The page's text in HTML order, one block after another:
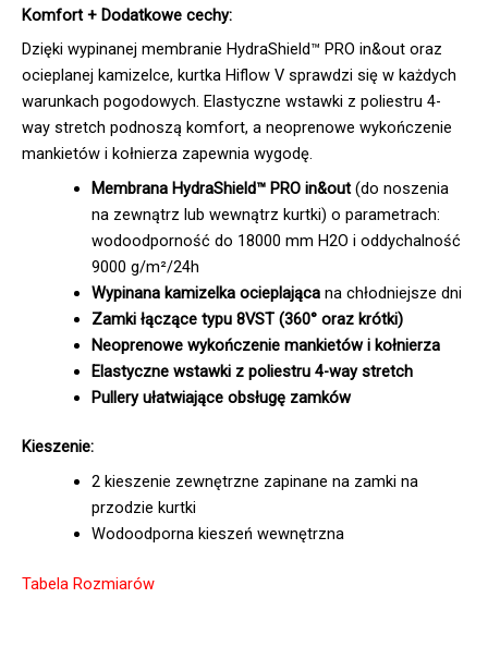
Komfort + Dodatkowe cechy:
Dzięki wypinanej membranie HydraShield™ PRO in&out oraz
ocieplanej kamizelce, kurtka Hiflow V sprawdzi się w każdych
warunkach pogodowych. Elastyczne wstawki z poliestru 4-
way stretch podnoszą komfort, a neoprenowe wykończenie
mankietów i kołnierza zapewnia wygodę.
Membrana HydraShield™ PRO in&out(do noszenia
na zewnątrz lub wewnątrz kurtki) o parametrach:
wodoodporność do 18000 mm H2O i oddychalność
9000 g/m²/24h
Wypinana kamizelka ocieplającana chłodniejsze dni
Zamki łączące typu 8VST (360° oraz krótki)
Neoprenowe wykończenie mankietów i kołnierza
Elastyczne wstawki z poliestru 4-way stretch
Pullery ułatwiające obsługę zamków
Kieszenie:
2 kieszenie zewnętrzne zapinane na zamki na
przodzie kurtki
Wodoodporna kieszeń wewnętrzna
Tabela Rozmiarów